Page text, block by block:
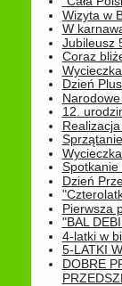
Wizyta w
W
Jubileusz
Coraz
Dzień
12.
Spotkanie
Dzień
Pierwsza
"BAL
4-latki w
5-LATKI
DOBRE